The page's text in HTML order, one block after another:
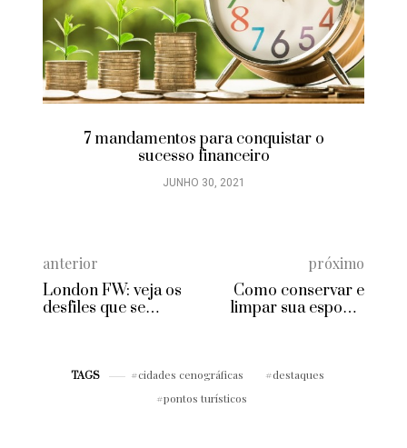
7 mandamentos para conquistar o
sucesso financeiro
JUNHO 30, 2021
anterior
London FW: veja os
desfiles que se
próximo
Como conservar e
limpar sua esponja
TAGS cidades cenográficas
destaques
pontos turísticos